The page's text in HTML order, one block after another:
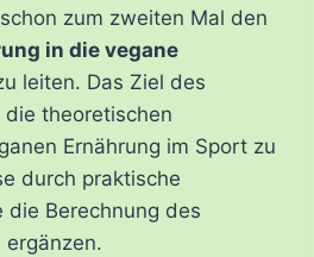
zum zweiten Mal den
in die vegane
leiten. Das Ziel des
die theoretischen
Ernährung im Sport zu
durch praktische
Berechnung des